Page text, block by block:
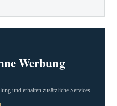
Werbung
und erhalten zusätzliche Services.